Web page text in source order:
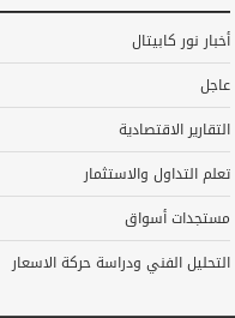
أخبار نور كابيتال
عاجل
التقارير الاقتصادية
تعلم التداول والاستثمار
مستجدات أسواق
التحليل الفني ودراسة حركة الاسعار